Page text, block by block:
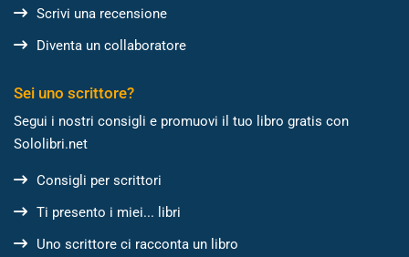
Scrivi una recensione
Diventa un collaboratore
Sei uno scrittore?
Segui i nostri consigli e promuovi il tuo libro gratis con
Sololibri.net
Consigli per scrittori
Ti presento i miei... libri
Uno scrittore ci racconta un libro